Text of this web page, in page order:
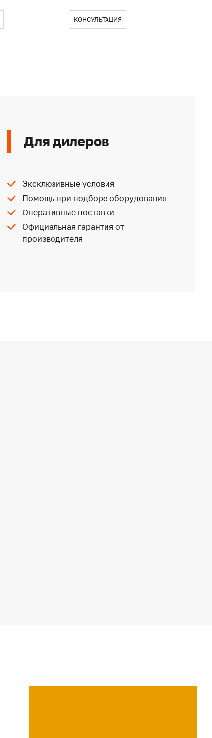
КОНСУЛЬТАЦИЯ
Для дилеров
Эксклюзивные условия
Помощь при подборе оборудования
Оперативные поставки
Официальная гарантия от
производителя